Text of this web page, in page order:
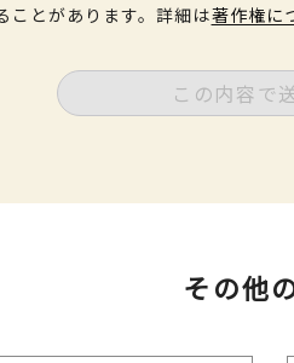
とがあります。詳細は著作権に
この内容で
その他